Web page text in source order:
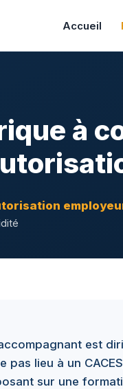
Accueil
à
est
pas lieu à un
sur une